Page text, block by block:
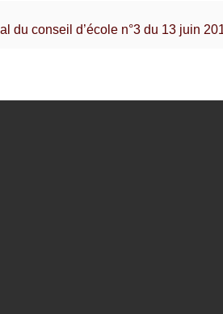
du conseil d’école n°3 du 13 juin